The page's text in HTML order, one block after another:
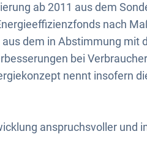
ab 2011 aus dem
nach
dem in Abstimmung mit
bei
nennt insofern
anspruchsvoller und